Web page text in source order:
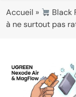
Accueil »
Black
à ne surtout pas